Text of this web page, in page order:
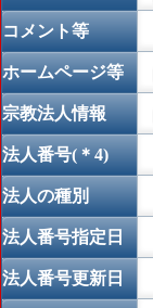
コメント等
ホームページ等
宗教法人情報
法人番号(＊4)
法人の種別
法人番号指定日
法人番号更新日